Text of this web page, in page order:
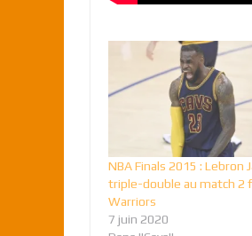
NBA Finals 2015 : Lebron
triple-double au match 2
Warriors
7 juin 2020